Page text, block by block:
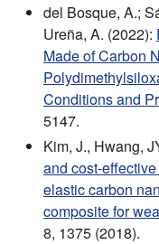
del Bosque, A.;
Ureña, A. (2022):
Made of Carbon
Conditions and
5147.
Kim, J., Hwang,
and cost-
elastic carbon
composite for
8, 1375 (2018).